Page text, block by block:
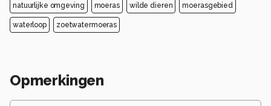
natuurlijke omgeving moeras wilde dieren moerasgebied
waterloop zoetwatermoeras
Opmerkingen